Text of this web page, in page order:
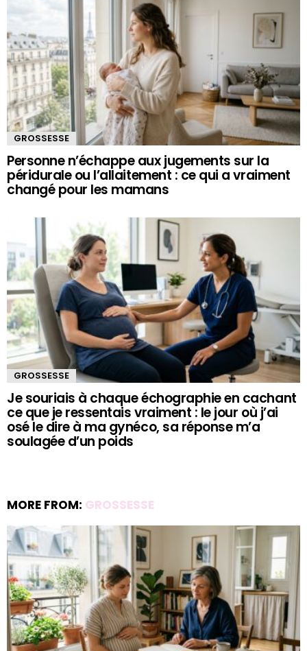
GROSSESSE
Personne n’échappe aux jugements sur la
péridurale ou l’allaitement : ce qui a vraiment
changé pour les mamans
GROSSESSE
Je souriais à chaque échographie en cachant
ce que je ressentais vraiment : le jour où j’ai
osé le dire à ma gynéco, sa réponse m’a
soulagée d’un poids
MORE FROM: GROSSESSE